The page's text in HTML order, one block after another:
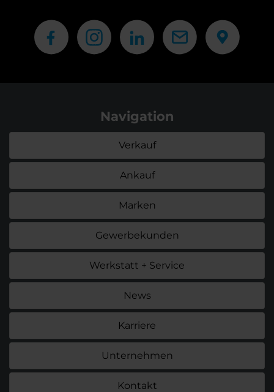
Navigation
Verkauf
Ankauf
Marken
Gewerbekunden
Werkstatt + Service
News
Karriere
Unternehmen
Kontakt